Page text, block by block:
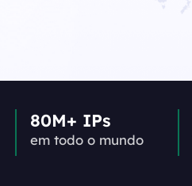
80M+ IPs
em todo o mundo